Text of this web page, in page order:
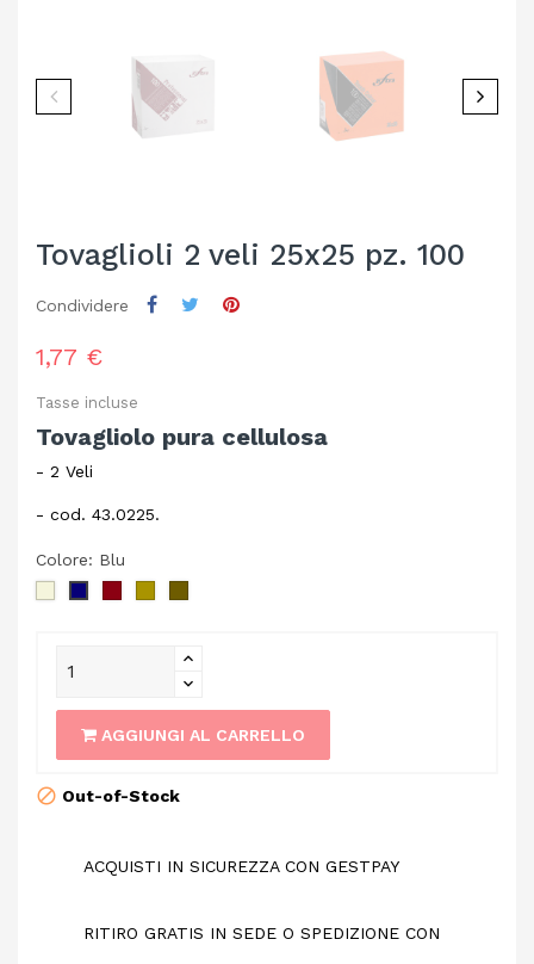
Tovaglioli 2 veli 25x25 pz. 100
Condividere
1,77 €
Tasse incluse
Tovagliolo pura cellulosa
- 2 Veli
- cod. 43.0225.
Colore: Blu
Crema
AGGIUNGI AL CARRELLO
Out-of-Stock
ACQUISTI IN SICUREZZA CON GESTPAY
RITIRO GRATIS IN SEDE O SPEDIZIONE CON